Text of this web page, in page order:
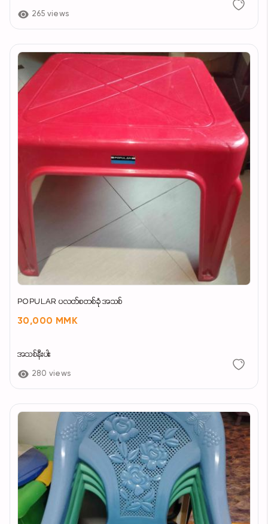
265 views
POPULAR ပလတ်စတစ်ခုံ အသစ်
30,000 MMK
အသစ်နီးပါး
280 views